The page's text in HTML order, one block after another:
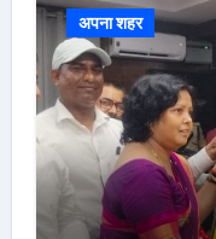
अपना शहर